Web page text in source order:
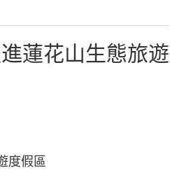
蓮花山生態旅遊
度假區